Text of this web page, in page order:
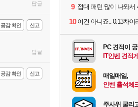
답글
신고
공감 확인
답글
신고
공감 확인
9
10 이건 아니죠.. 0.13차이
PC 견적이
IT인벤 견적
매일매일,
인벤 출석체
주사위 굴리